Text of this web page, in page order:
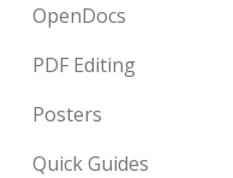
OpenDocs
PDF Editing
Posters
Quick Guides